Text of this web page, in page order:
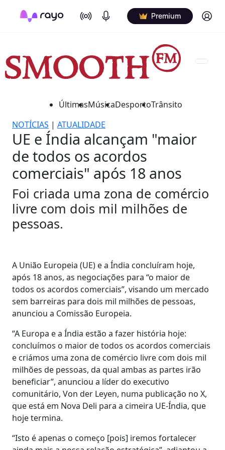
On Air Podcasts Premium Log in
ÚltimasMúsicaDesportoTrânsito
NOTÍCIAS | ATUALIDADE
UE e Índia alcançam "maior
de todos os acordos
comerciais" após 18 anos
Foi criada uma zona de comércio
livre com dois mil milhões de
pessoas.
A União Europeia (UE) e a Índia concluíram hoje,
após 18 anos, as negociações para “o maior de
todos os acordos comerciais”, visando um mercado
sem barreiras para dois mil milhões de pessoas,
anunciou a Comissão Europeia.
“A Europa e a Índia estão a fazer história hoje:
concluímos o maior de todos os acordos comerciais
e criámos uma zona de comércio livre com dois mil
milhões de pessoas, da qual ambas as partes irão
beneficiar”, anunciou a líder do executivo
comunitário, Von der Leyen, numa publicação no X,
que está em Nova Deli para a cimeira UE-Índia, que
hoje termina.
“Isto é apenas o começo [pois] iremos fortalecer